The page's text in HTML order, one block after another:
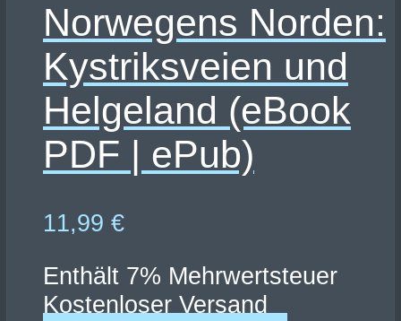
Norwegens Norden:
Kystriksveien und
Helgeland (eBook
PDF | ePub)
11,99 €
Enthält 7% Mehrwertsteuer
Kostenloser Versand